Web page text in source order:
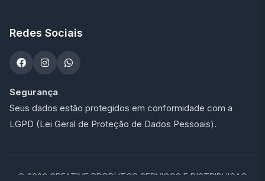
Redes Sociais
Segurança
Seus dados estão protegidos em conformidade com a
LGPD (Lei Geral de Proteção de Dados Pessoais).
© 2026 CREATIVE PRODUTOS SERVICOS E DISTRIBUICAO